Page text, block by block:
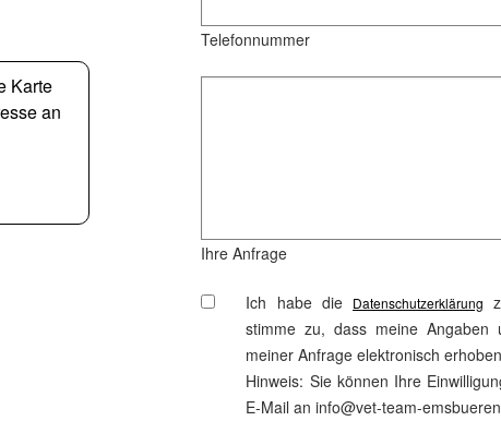
Karte
an
Telefonnummer
Ihre Anfrage
Ich habe die Datenschutzerklärung
stimme zu, dass meine Angaben
meiner Anfrage elektronisch
Hinweis: Sie können Ihre
E-Mail an info@vet-team-